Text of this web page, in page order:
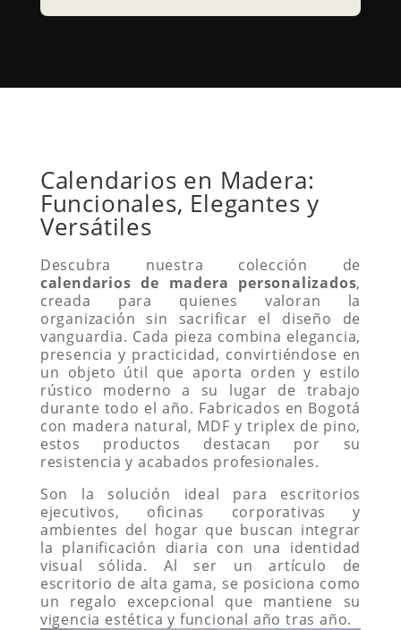
Calendarios en Madera:
Funcionales, Elegantes y
Versátiles
Descubra nuestra colección de
calendarios de madera personalizados,
creada para quienes valoran la
organización sin sacrificar el diseño de
vanguardia. Cada pieza combina elegancia,
presencia y practicidad, convirtiéndose en
un objeto útil que aporta orden y estilo
rústico moderno a su lugar de trabajo
durante todo el año. Fabricados en Bogotá
con madera natural, MDF y triplex de pino,
estos productos destacan por su
resistencia y acabados profesionales.
Son la solución ideal para escritorios
ejecutivos, oficinas corporativas y
ambientes del hogar que buscan integrar
la planificación diaria con una identidad
visual sólida. Al ser un artículo de
escritorio de alta gama, se posiciona como
un regalo excepcional que mantiene su
vigencia estética y funcional año tras año.